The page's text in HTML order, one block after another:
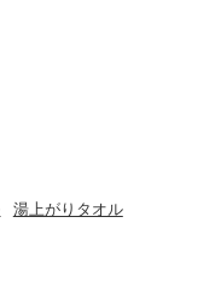
湯上がりタオル